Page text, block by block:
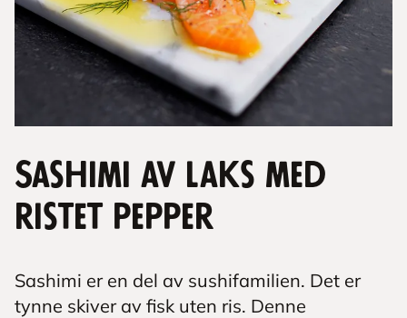
Sashimi av laks med
ristet pepper
Sashimi er en del av sushifamilien. Det er
tynne skiver av fisk uten ris. Denne